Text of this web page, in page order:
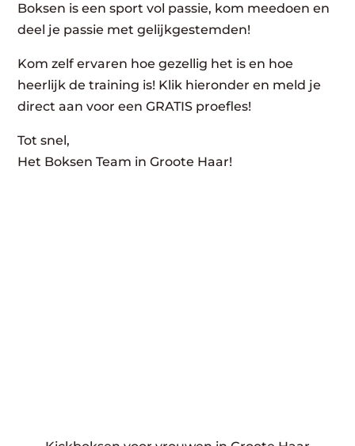
Boksen is een sport vol passie, kom meedoen en
deel je passie met gelijkgestemden!
Kom zelf ervaren hoe gezellig het is en hoe
heerlijk de training is! Klik hieronder en meld je
direct aan voor een GRATIS proefles!
Tot snel,
Het Boksen Team in Groote Haar!